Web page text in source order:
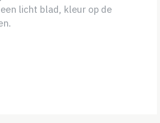
licht blad, kleur op de